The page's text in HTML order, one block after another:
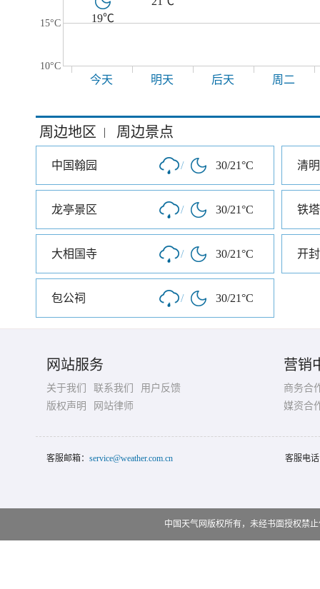
15°C
10°C
19℃
今天 明天 后天 周二
周边地区 | 周边景点
中国翰园 / 30/21°C 清
龙亭景区 / 30/21°C 铁
大相国寺 / 30/21°C 开
包公祠 / 30/21°C
网站服务
关于我们 联系我们
用户反馈
版权声明
网站律师
营销
商务合
媒资合
客服邮箱： service@weather.com.cn 客服电
中国天气网版权所有，未经书面授权